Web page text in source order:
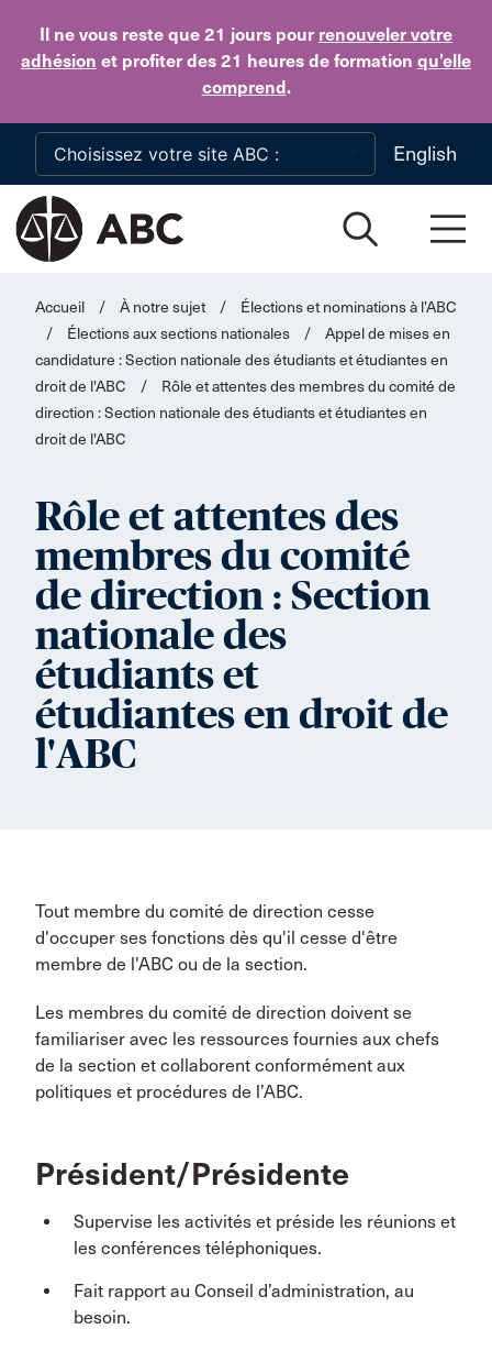
Il ne vous reste que 21 jours pour renouveler votre
adhésion et profiter des 21 heures de formation qu’elle
comprend.
Skip to main content
English
Accueil / À notre sujet /
Élections et nominations à l’ABC
/
Élections aux sections nationales /
Appel de mises en
candidature : Section nationale des étudiants et étudiantes en
droit de l'ABC
/
Rôle et attentes des membres du comité de
direction : Section nationale des étudiants et étudiantes en
droit de l'ABC
Rôle et attentes des
membres du comité
de direction : Section
nationale des
étudiants et
étudiantes en droit de
l'ABC
Tout membre du comité de direction cesse
d'occuper ses fonctions dès qu'il cesse d'être
membre de l'ABC ou de la section.
Les membres du comité de direction doivent se
familiariser avec les ressources fournies aux chefs
de la section et collaborent conformément aux
politiques et procédures de l’ABC.
Président/Présidente
Supervise les activités et préside les réunions et
les conférences téléphoniques.
Fait rapport au Conseil d’administration, au
besoin.